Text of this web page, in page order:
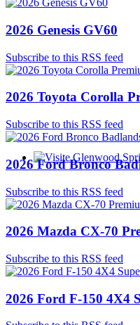
Glenwood Springs -
2026 Genesis GV60
Subscribe to this RSS feed
2026 Toyota Corolla
Subscribe to this RSS feed
2026 Ford Bronco
Subscribe to this RSS feed
2026 Mazda CX-70
Subscribe to this RSS feed
2026 Ford F-150 4X4